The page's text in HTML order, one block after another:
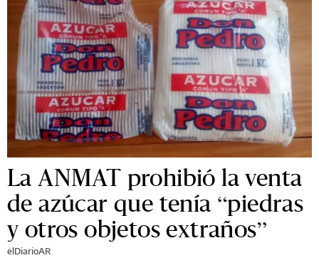
La ANMAT prohibió la venta
de azúcar que tenía “piedras
y otros objetos extraños”
elDiarioAR